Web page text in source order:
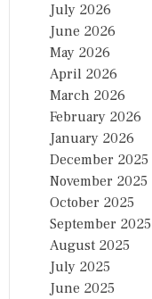
July 2026
June 2026
May 2026
April 2026
March 2026
February 2026
January 2026
December 2025
November 2025
October 2025
September 2025
August 2025
July 2025
June 2025